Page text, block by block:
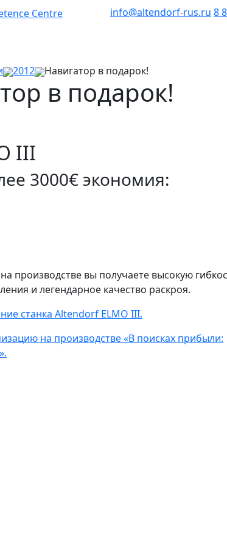
info@altendorf-rus.ru 8
2012 Навигатор в подарок!
в подарок!
III
3000€ экономия:
производстве вы получаете высокую
и легендарное качество раскроя.
станка Altendorf ELMO III.
на производстве «В поисках прибыли: